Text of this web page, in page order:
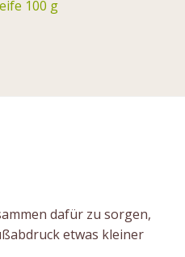
100 g
dafür zu sorgen,
etwas kleiner